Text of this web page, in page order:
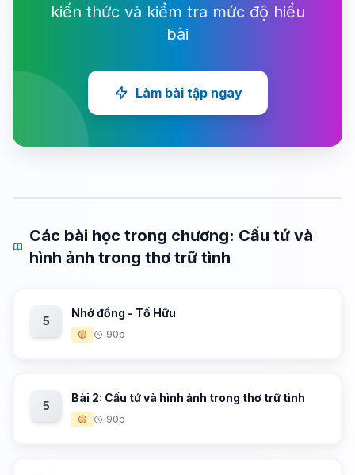
kiến thức và kiểm tra mức độ hiểu
bài
Làm bài tập ngay
Các bài học trong chương: Cấu tứ và
hình ảnh trong thơ trữ tình
5
Nhớ đồng - Tố Hữu
🟡 90p
5
Bài 2: Cấu tứ và hình ảnh trong thơ trữ tình
🟡 90p